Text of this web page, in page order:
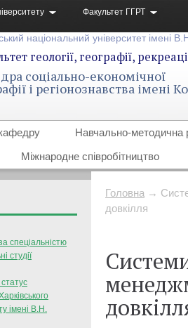
Факультет ГГРТ
національний університет імені
геології, географії,
соціально-економічної
і регіонознавства імені
Навчально-методична
Міжнародне співробітництво
Головна →
довкілля
спеціальністю
студії
імені В.Н.